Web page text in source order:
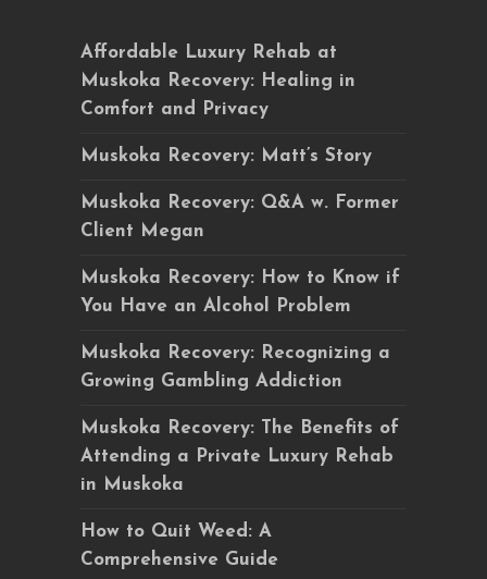
Affordable Luxury Rehab at
Muskoka Recovery: Healing in
Comfort and Privacy
Muskoka Recovery: Matt’s Story
Muskoka Recovery: Q&A w. Former
Client Megan
Muskoka Recovery: How to Know if
You Have an Alcohol Problem
Muskoka Recovery: Recognizing a
Growing Gambling Addiction
Muskoka Recovery: The Benefits of
Attending a Private Luxury Rehab
in Muskoka
How to Quit Weed: A
Comprehensive Guide